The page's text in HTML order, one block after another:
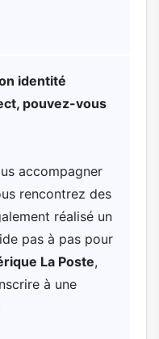
identité
pouvez-vous
accompagner
rencontrez des
réalisé un
pas à pas pour
La Poste,
à une